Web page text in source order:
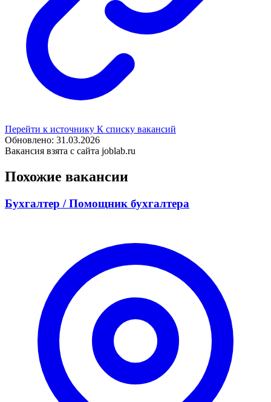
Перейти к источнику К списку вакансий
Обновлено: 31.03.2026
Вакансия взята с сайта joblab.ru
Похожие вакансии
Бухгалтер / Помощник бухгалтера